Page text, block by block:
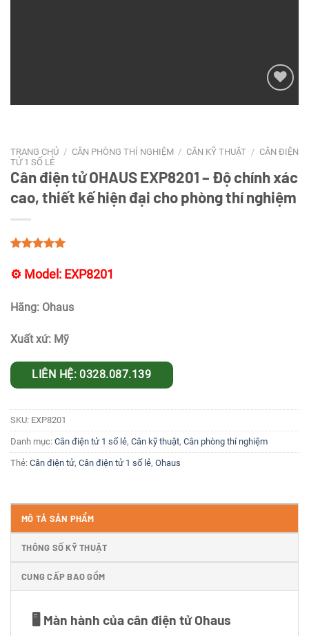
Add to
TRANG CHỦ / CÂN PHÒNG THÍ NGHIỆM / CÂN KỸ THUẬT / CÂN ĐIỆN
TỬ 1 SỐ LẺ
Cân điện tử OHAUS EXP8201 – Độ chính xác
cao, thiết kế hiện đại cho phòng thí nghiệm
⚙️ Model: EXP8201
Hãng: Ohaus
Xuất xứ: Mỹ
LIÊN HỆ: 0328.087.139
SKU: EXP8201
Danh mục: Cân điện tử 1 số lẻ, Cân kỹ thuật, Cân phòng thí nghiệm
Thẻ: Cân điện tử, Cân điện tử 1 số lẻ, Ohaus
MÔ TẢ SẢN PHẨM
THÔNG SỐ KỸ THUẬT
CUNG CẤP BAO GỒM
🖥️ Màn hành của cân điện tử Ohaus